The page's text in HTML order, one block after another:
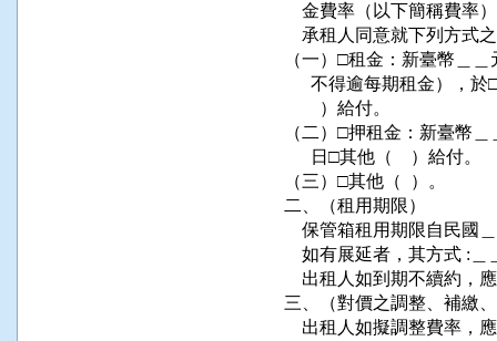
金費率（以下簡稱費率
承租人同意就下列方式
（一）□租金：新臺幣＿
不得逾每期租金），
        ）給付。
（二）□押租金：新臺幣
      日□其他（    ）給付。
（三）□其他（  ）。
二、（租用期限）
保管箱租用期限自民
如有展延者，其方式 :
出租人如到期不續約
三、（對價之調整、補繳
出租人如擬調整費率